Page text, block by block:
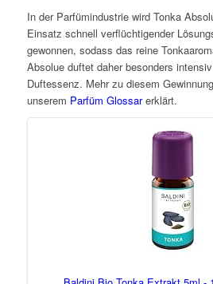
In der Parfümindustrie wird Tonka
Einsatz schnell verflüchtigender
gewonnen, sodass das reine
Absolue duftet daher besonders
Duftessenz. Mehr zu diesem
unserem Parfüm Glossarerklärt.